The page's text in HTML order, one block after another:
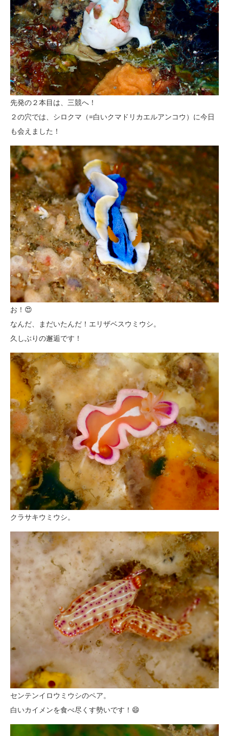
先発の２本目は、三競へ！
２の穴では、シロクマ（=白いクマドリカエルアンコウ）に今日
も会えました！
お！😍
なんだ、まだいたんだ！エリザベスウミウシ。
久しぶりの邂逅です！
クラサキウミウシ。
センテンイロウミウシのペア。
白いカイメンを食べ尽くす勢いです！😄